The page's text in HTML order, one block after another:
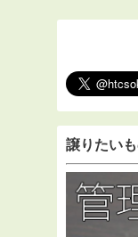
譲りたい